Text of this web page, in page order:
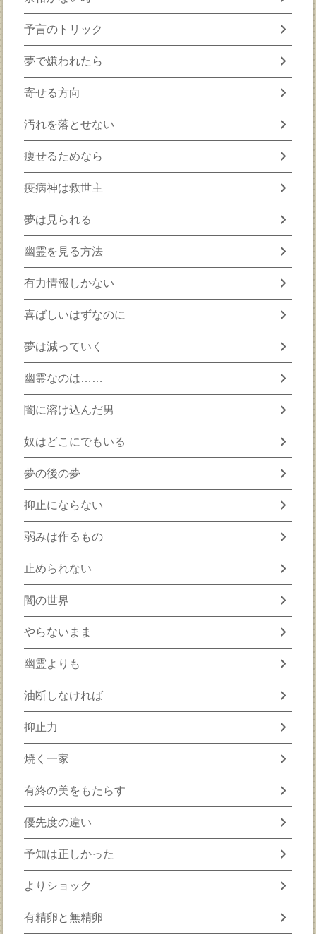
予言のトリック chevron_right
夢で嫌われたら chevron_right
寄せる方向 chevron_right
汚れを落とせない chevron_right
痩せるためなら chevron_right
疫病神は救世主 chevron_right
夢は見られる chevron_right
幽霊を見る方法 chevron_right
有力情報しかない chevron_right
喜ばしいはずなのに chevron_right
夢は減っていく chevron_right
幽霊なのは…… chevron_right
闇に溶け込んだ男 chevron_right
奴はどこにでもいる chevron_right
夢の後の夢 chevron_right
抑止にならない chevron_right
弱みは作るもの chevron_right
止められない chevron_right
闇の世界 chevron_right
やらないまま chevron_right
幽霊よりも chevron_right
油断しなければ chevron_right
抑止力 chevron_right
焼く一家 chevron_right
有終の美をもたらす chevron_right
優先度の違い chevron_right
予知は正しかった chevron_right
よりショック chevron_right
有精卵と無精卵 chevron_right